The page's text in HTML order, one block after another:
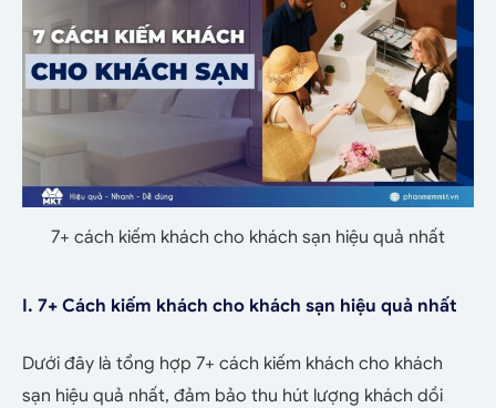
7+ cách kiếm khách cho khách sạn hiệu quả nhất
I. 7+ Cách kiếm khách cho khách sạn hiệu quả nhất
Dưới đây là tổng hợp 7+ cách kiếm khách cho khách
sạn hiệu quả nhất, đảm bảo thu hút lượng khách dồi